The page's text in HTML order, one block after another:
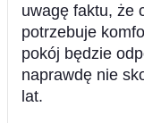
uwagę faktu, że
potrzebuje
pokój będzie
naprawdę nie
lat.